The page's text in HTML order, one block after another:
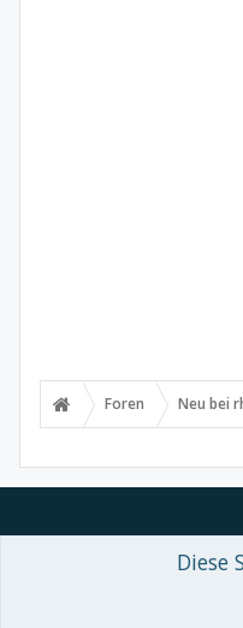
Foren Neu bei
Forum software by XenForo™
Diese